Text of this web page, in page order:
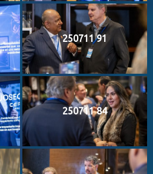
250711 91
250711 84